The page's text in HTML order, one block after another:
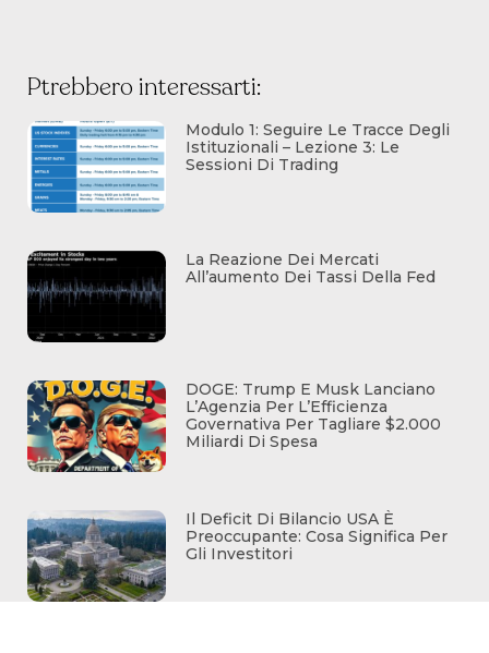
Ptrebbero interessarti:
Modulo 1: Seguire Le Tracce Degli
Istituzionali – Lezione 3: Le
Sessioni Di Trading
La Reazione Dei Mercati
All’aumento Dei Tassi Della Fed
DOGE: Trump E Musk Lanciano
L’Agenzia Per L’Efficienza
Governativa Per Tagliare $2.000
Miliardi Di Spesa
Il Deficit Di Bilancio USA È
Preoccupante: Cosa Significa Per
Gli Investitori